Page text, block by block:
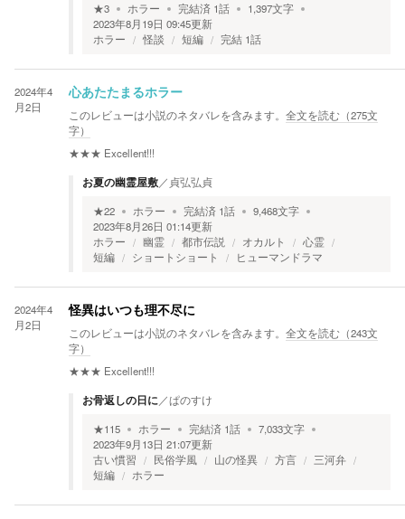
★3 ホラー 完結済 1話 1,397文字
2023年8月19日 09:45更新
ホラー
怪談 短編 完結 1話
2024年4
月2日
心あたたまるホラー
このレビューは小説のネタバレを含みます。 全文を読む（275文
字）
★★★ Excellent!!!
お夏の幽霊屋敷／ 貞弘弘貞
★22 ホラー 完結済 1話 9,468文字
2023年8月26日 01:14更新
ホラー
幽霊 都市伝説 オカルト
心霊
短編
ショートショート ヒューマンドラマ
2024年4
月2日
怪異はいつも理不尽に
このレビューは小説のネタバレを含みます。 全文を読む（243文
字）
★★★ Excellent!!!
お骨返しの日に／ぱのすけ
★115 ホラー 完結済 1話 7,033文字
2023年9月13日 21:07更新
古い慣習
民俗学風 山の怪異 方言
三河弁
短編
ホラー